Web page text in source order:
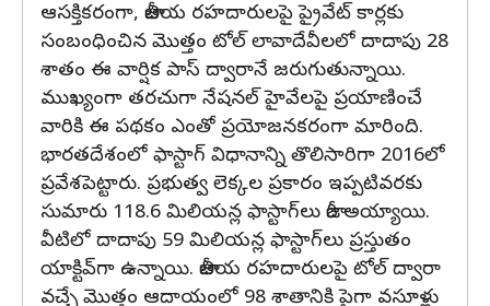
ఆసక్తికరంగా, జాతీయ రహదారులపై ప్రైవేట్ కార్లకు
సంబంధించిన మొత్తం టోల్ లావాదేవీలలో దాదాపు 28
శాతం ఈ వార్షిక పాస్ ద్వారానే జరుగుతున్నాయి.
ముఖ్యంగా తరచుగా నేషనల్ హైవేలపై ప్రయాణించే
వారికి ఈ పథకం ఎంతో ప్రయోజనకరంగా మారింది.
భారతదేశంలో ఫాస్టాగ్ విధానాన్ని తొలిసారిగా 2016లో
ప్రవేశపెట్టారు. ప్రభుత్వ లెక్కల ప్రకారం ఇప్పటివరకు
సుమారు 118.6 మిలియన్ల ఫాస్టాగ్‌లు జారీ అయ్యాయి.
వీటిలో దాదాపు 59 మిలియన్ల ఫాస్టాగ్‌లు ప్రస్తుతం
యాక్టివ్‌గా ఉన్నాయి. జాతీయ రహదారులపై టోల్ ద్వారా
వచ్చే మొత్తం ఆదాయంలో 98 శాతానికి పైగా వసూళ్లు